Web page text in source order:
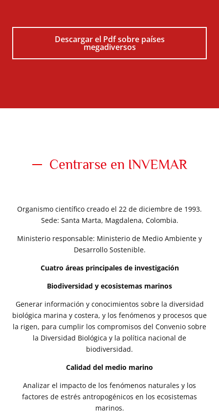
Descargar el Pdf sobre países
megadiversos
Centrarse en INVEMAR
Organismo científico creado el 22 de diciembre de 1993.
Sede: Santa Marta, Magdalena, Colombia.
Ministerio responsable: Ministerio de Medio Ambiente y
Desarrollo Sostenible.
Cuatro áreas principales de investigación
Biodiversidad y ecosistemas marinos
Generar información y conocimientos sobre la diversidad
biológica marina y costera, y los fenómenos y procesos que
la rigen, para cumplir los compromisos del Convenio sobre
la Diversidad Biológica y la política nacional de
biodiversidad.
Calidad del medio marino
Analizar el impacto de los fenómenos naturales y los
factores de estrés antropogénicos en los ecosistemas
marinos.